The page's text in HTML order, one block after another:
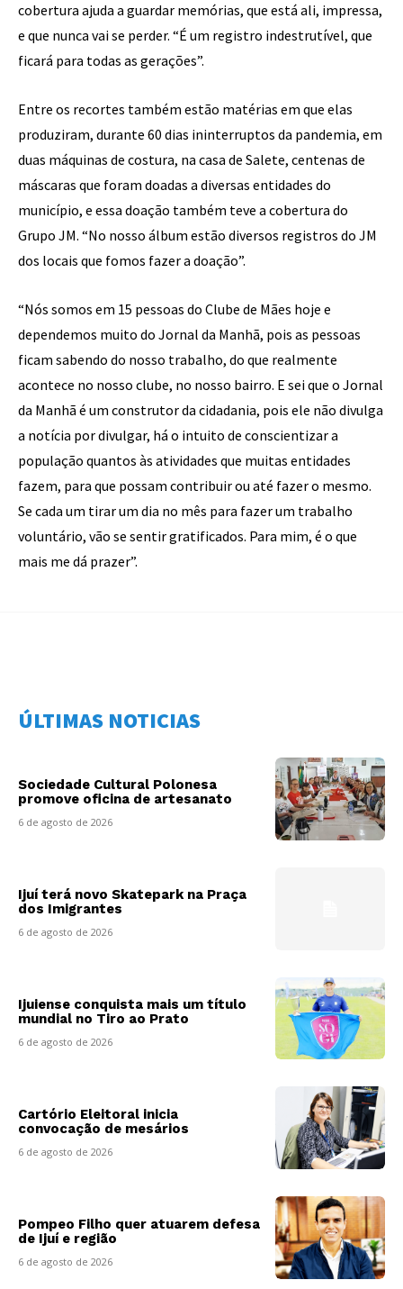
cobertura ajuda a guardar memórias, que está ali, impressa,
e que nunca vai se perder. “É um registro indestrutível, que
ficará para todas as gerações”.
Entre os recortes também estão matérias em que elas
produziram, durante 60 dias ininterruptos da pandemia, em
duas máquinas de costura, na casa de Salete, centenas de
máscaras que foram doadas a diversas entidades do
município, e essa doação também teve a cobertura do
Grupo JM. “No nosso álbum estão diversos registros do JM
dos locais que fomos fazer a doação”.
“Nós somos em 15 pessoas do Clube de Mães hoje e
dependemos muito do Jornal da Manhã, pois as pessoas
ficam sabendo do nosso trabalho, do que realmente
acontece no nosso clube, no nosso bairro. E sei que o Jornal
da Manhã é um construtor da cidadania, pois ele não divulga
a notícia por divulgar, há o intuito de conscientizar a
população quantos às atividades que muitas entidades
fazem, para que possam contribuir ou até fazer o mesmo.
Se cada um tirar um dia no mês para fazer um trabalho
voluntário, vão se sentir gratificados. Para mim, é o que
mais me dá prazer”.
ÚLTIMAS NOTICIAS
Sociedade Cultural Polonesa
promove oficina de artesanato
6 de agosto de 2026
Ijuí terá novo Skatepark na Praça
dos Imigrantes
6 de agosto de 2026
Ijuiense conquista mais um título
mundial no Tiro ao Prato
6 de agosto de 2026
Cartório Eleitoral inicia
convocação de mesários
6 de agosto de 2026
Pompeo Filho quer atuarem defesa
de Ijuí e região
6 de agosto de 2026